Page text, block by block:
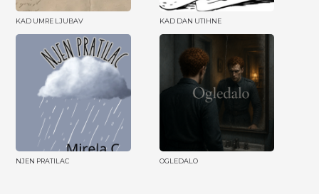
KAD UMRE LJUBAV KAD DAN UTIHNE
NJEN PRATILAC OGLEDALO